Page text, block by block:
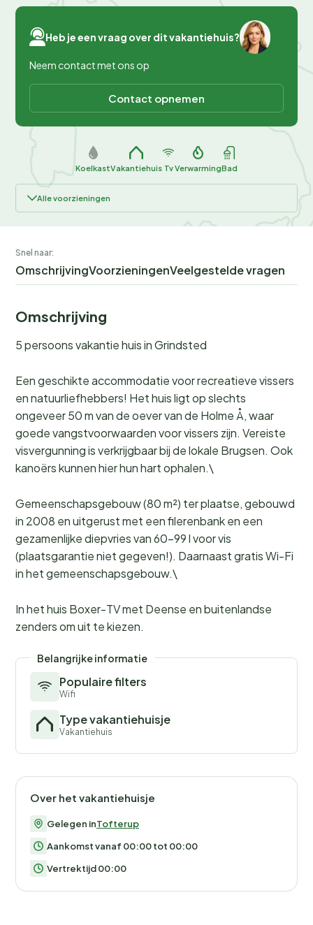
Heb je een vraag over dit vakantiehuis?
Neem contact met ons op
Contact opnemen
KoelkastVakantiehuis TvVerwarmingBad
Alle voorzieningen
Snel naar:
OmschrijvingVoorzieningenVeelgestelde vragen
Omschrijving
5 persoons vakantie huis in Grindsted
Een geschikte accommodatie voor recreatieve vissers
en natuurliefhebbers! Het huis ligt op slechts
ongeveer 50 m van de oever van de Holme Å, waar
goede vangstvoorwaarden voor vissers zijn. Vereiste
visvergunning is verkrijgbaar bij de lokale Brugsen. Ook
kanoërs kunnen hier hun hart ophalen.\
Gemeenschapsgebouw (80 m²) ter plaatse, gebouwd
in 2008 en uitgerust met een filerenbank en een
gezamenlijke diepvries van 60-99 l voor vis
(plaatsgarantie niet gegeven!). Daarnaast gratis Wi-Fi
in het gemeenschapsgebouw.\
In het huis Boxer-TV met Deense en buitenlandse
zenders om uit te kiezen.
Belangrijke informatie
Populaire filters
Wifi
Type vakantiehuisje
Vakantiehuis
Over het vakantiehuisje
Gelegen inTofterup
Aankomst vanaf 00:00 tot 00:00
Vertrektijd 00:00